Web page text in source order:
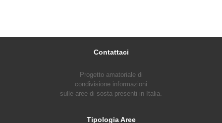
Contattaci
Progetto amatoriale di
condivisione informazioni
sulle aree di sosta presenti in Italia.
Tipologia Aree